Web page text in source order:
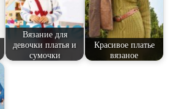
Вязание для
девочки платья и
сумочки
Красивое платье
вязаное